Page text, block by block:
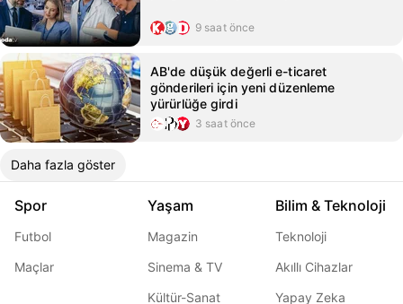
9 saat önce
AB'de düşük değerli e-ticaret
gönderileri için yeni düzenleme
yürürlüğe girdi
3 saat önce
Daha fazla göster
Spor
Futbol
Maçlar
Yaşam
Magazin
Sinema & TV
Kültür-Sanat
Bilim & Teknoloji
Teknoloji
Akıllı Cihazlar
Yapay Zeka